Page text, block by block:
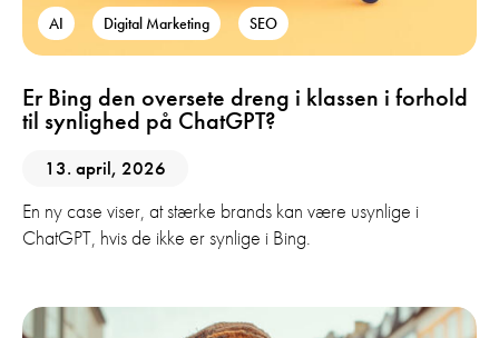
AI Digital Marketing SEO
Er Bing den oversete dreng i klassen i forhold
til synlighed på ChatGPT?
13. april, 2026
En ny case viser, at stærke brands kan være usynlige i
ChatGPT, hvis de ikke er synlige i Bing.